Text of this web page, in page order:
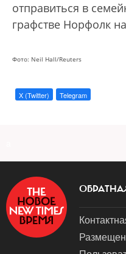
отправиться в
графстве Норфолк
Фото: Neil Hall/Reuters
X (Twitter) Telegram